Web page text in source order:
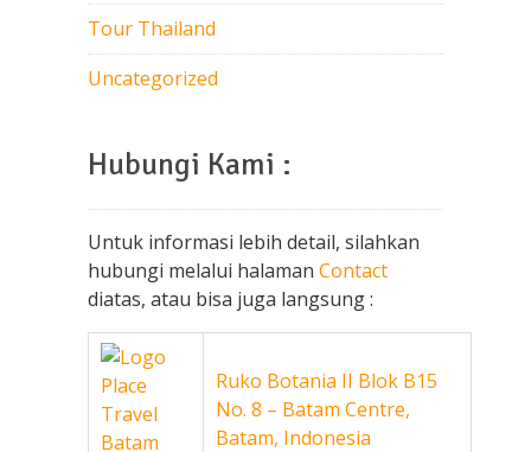
Tour Thailand
Uncategorized
Hubungi Kami :
Untuk informasi lebih detail, silahkan
hubungi melalui halaman Contact
diatas, atau bisa juga langsung :
Ruko Botania II Blok B15
No. 8 – Batam Centre,
Batam, Indonesia